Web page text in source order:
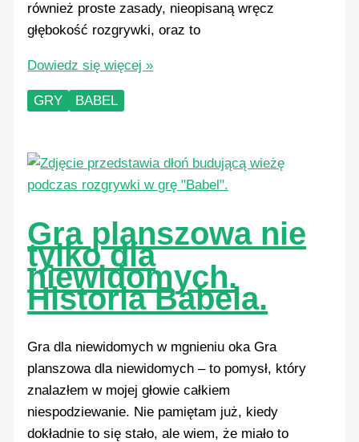
również proste zasady, nieopisaną wręcz
głębokość rozgrywki, oraz to
Tyflogra
Babel
–
na
zamówienie.
Dowiedz się więcej »
GRY BABEL
Gra planszowa nie
tylko dla
niewidomych.
Historia Babela.
Gra dla niewidomych w mgnieniu oka Gra
planszowa dla niewidomych – to pomysł, który
znalazłem w mojej głowie całkiem
niespodziewanie. Nie pamiętam już, kiedy
dokładnie to się stało, ale wiem, że miało to